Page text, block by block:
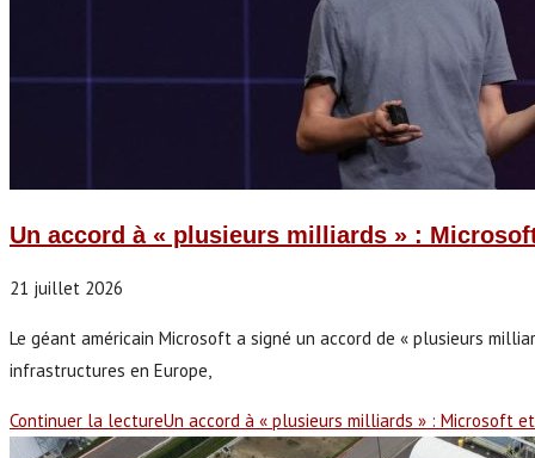
Un accord à « plusieurs milliards » :
21 juillet 2026
Le géant américain Microsoft a signé un accord de « plusieurs
infrastructures en Europe,
Continuer la lectureUn accord à « plusieurs milliards » : Microsoft